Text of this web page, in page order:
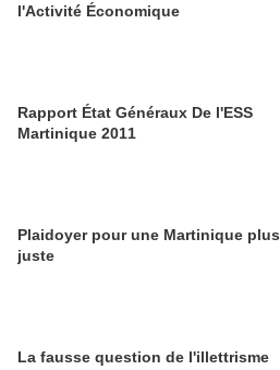
l'Activité Économique
Rapport État Généraux De l'ESS
Martinique 2011
Plaidoyer pour une Martinique plus
juste
La fausse question de l'illettrisme